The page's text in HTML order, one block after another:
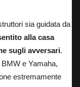
sia guidata da
alla casa
sugli avversari.
e Yamaha,
estremamente